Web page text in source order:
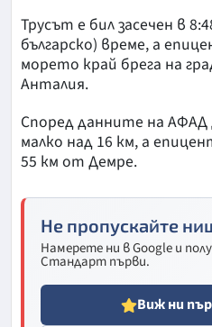
Трусът е бил засечен в
българско) време, а
морето край брега на
Анталия.
Според данните на АФАД
малко над 16 км, а
55 км от Демре.
Не пропускайте
Намерете ни в Google и
Стандарт първи.
Виж ни